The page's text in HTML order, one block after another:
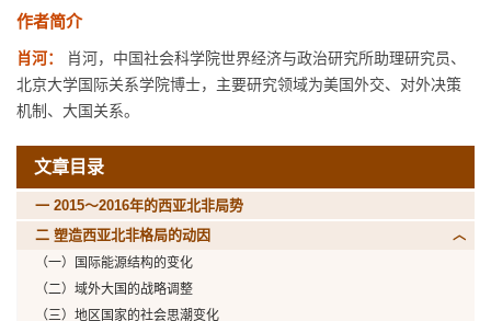
作者简介
肖河：
肖河，中国社会科学院世界经济与政治研究所助理研究员、
北京大学国际关系学院博士，主要研究领域为美国外交、对外决策
机制、大国关系。
文章目录
一 2015～2016年的西亚北非局势
二 塑造西亚北非格局的动因
（一）国际能源结构的变化
（二）域外大国的战略调整
（三）地区国家的社会思潮变化